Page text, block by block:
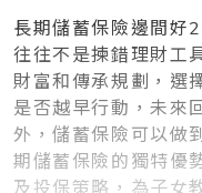
長期儲蓄保險邊間好
往往不是揀錯理財工
財富和傳承規劃，選
是否越早行動，未來
外，儲蓄保險可以做
期儲蓄保險的獨特優